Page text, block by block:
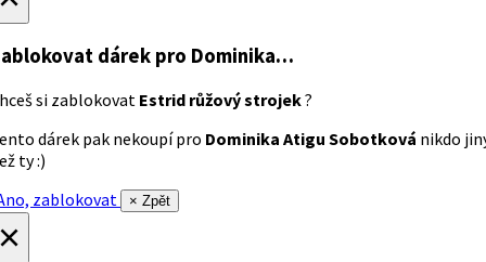
dárek pro Dominika…
si zablokovat Estrid růžový strojek?
dárek pak nekoupí pro Dominika Atigu Sobotková nikdo
ty :)
zablokovat
× Zpět